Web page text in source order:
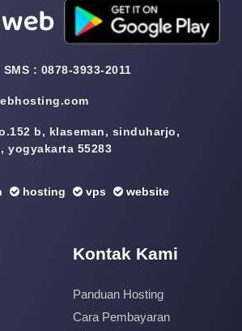
: 0878-3933-2011
b, klaseman, sinduharjo,
yogyakarta 55283
hosting vps website
Kontak Kami
Panduan Hosting
Cara Pembayaran